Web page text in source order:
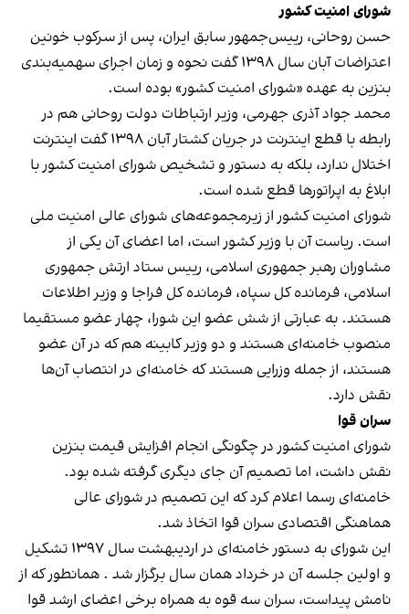
شورای امنیت کشور
حسن روحانی، رییس‌جمهور سابق ایران، پس از سرکوب خونین
اعتراضات آبان سال ۱۳۹۸ گفت نحوه و زمان اجرای سهمیه‌بندی
بنزین به عهده «شورای امنیت کشور» بوده است.
محمد جواد آذری جهرمی، وزیر ارتباطات دولت روحانی هم در
رابطه با قطع اینترنت در جریان کشتار آبان ۱۳۹۸ گفت اینترنت
اختلال ندارد، بلکه به دستور و تشخیص شورای امنیت کشور با
ابلاغ به اپراتورها قطع شده است.
شورای امنیت کشور از زیرمجموعه‌های شورای عالی امنیت ملی
است. ریاست آن با وزیر کشور است، اما اعضای آن یکی از
مشاوران رهبر جمهوری اسلامی، رییس ستاد ارتش جمهوری
اسلامی، فرمانده کل سپاه، فرمانده کل فراجا و وزیر اطلاعات
هستند. به عبارتی از شش عضو این شورا، چهار عضو مستقیما
منصوب خامنه‌ای هستند و دو وزیر کابینه هم که در آن عضو
هستند، از جمله وزرایی هستند که خامنه‌ای در انتصاب آن‌ها
نقش دارد.
سران قوا
شورای امنیت کشور در چگونگی انجام افزایش قیمت بنزین
نقش داشت، اما تصمیم آن جای دیگری گرفته شده بود.
خامنه‌ای رسما اعلام کرد که این تصمیم در شورای عالی
هماهنگی اقتصادی سران قوا اتخاذ شد.
این شورای به دستور خامنه‌ای در اردیبهشت سال ۱۳۹۷ تشکیل
و اولین جلسه آن در خرداد همان سال برگزار شد . همانطور که از
نامش پیداست، سران سه قوه به همراه برخی اعضای ارشد قوا